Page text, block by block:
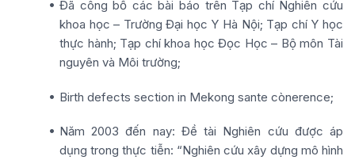
Đã công bố các bài báo trên Tạp chí Nghiên cứu
khoa học – Trường Đại học Y Hà Nội; Tạp chí Y học
thực hành; Tạp chí khoa học Đọc Học – Bộ môn Tài
nguyên và Môi trường;
Birth defects section in Mekong sante cònerence;
Năm 2003 đến nay: Đề tài Nghiên cứu được áp
dụng trong thực tiễn: “Nghiên cứu xây dựng mô hình